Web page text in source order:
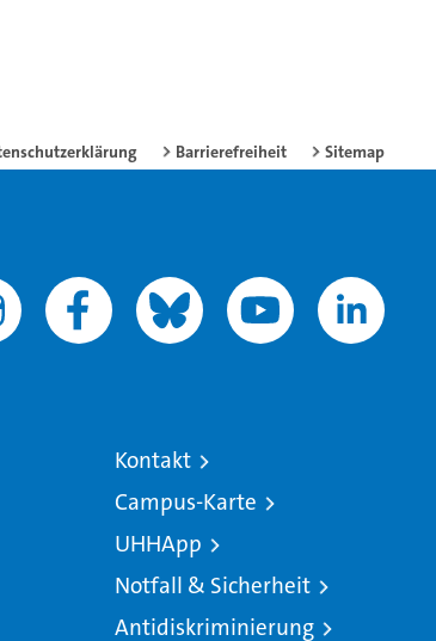
Barrierefreiheit Sitemap
Kontakt
Campus-Karte
UHHApp
Notfall & Sicherheit
Antidiskriminierung